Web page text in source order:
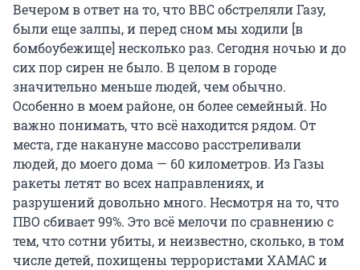
Вечером в ответ на то, что ВВС обстреляли Газу,
были еще залпы, и перед сном мы ходили [в
бомбоубежище] несколько раз. Сегодня ночью и до
сих пор сирен не было. В целом в городе
значительно меньше людей, чем обычно.
Особенно в моем районе, он более семейный. Но
важно понимать, что всё находится рядом. От
места, где накануне массово расстреливали
людей, до моего дома — 60 километров. Из Газы
ракеты летят во всех направлениях, и
разрушений довольно много. Несмотря на то, что
ПВО сбивает 99%. Это всё мелочи по сравнению с
тем, что сотни убиты, и неизвестно, сколько, в том
числе детей, похищены террористами ХАМАС и